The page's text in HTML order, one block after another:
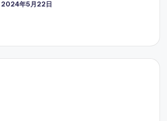
2024年5月22日